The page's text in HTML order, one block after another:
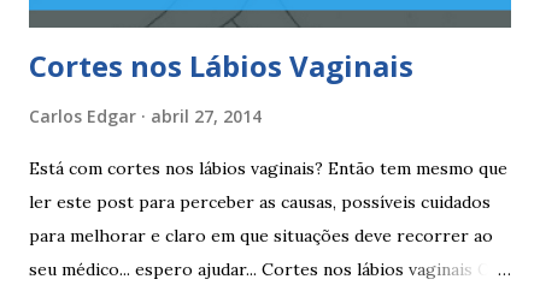
Cortes nos Lábios Vaginais
Carlos Edgar abril 27, 2014
Está com cortes nos lábios vaginais? Então tem mesmo que
ler este post para perceber as causas, possíveis cuidados
para melhorar e claro em que situações deve recorrer ao
seu médico... espero ajudar... Cortes nos lábios vaginais Os